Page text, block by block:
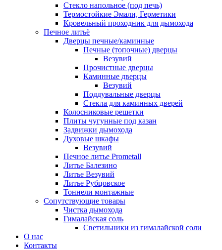
Стекло напольное (под печь)
Термостойкие Эмали, Герметики
Кровельный проходник для дымохода
Печное литьё
Дверцы печные/каминные
Печные (топочные) дверцы
Везувий
Прочистные дверцы
Каминные дверцы
Везувий
Поддувальные дверцы
Стекла для каминных дверей
Колосниковые решетки
Плиты чугунные под казан
Задвижки дымохода
Духовые шкафы
Везувий
Печное литье Prometall
Литье Балезино
Литье Везувий
Литье Рубцовское
Тоннели монтажные
Сопутствующие товары
Чистка дымохода
Гималайская соль
Светильники из гималайской соли
О нас
Контакты